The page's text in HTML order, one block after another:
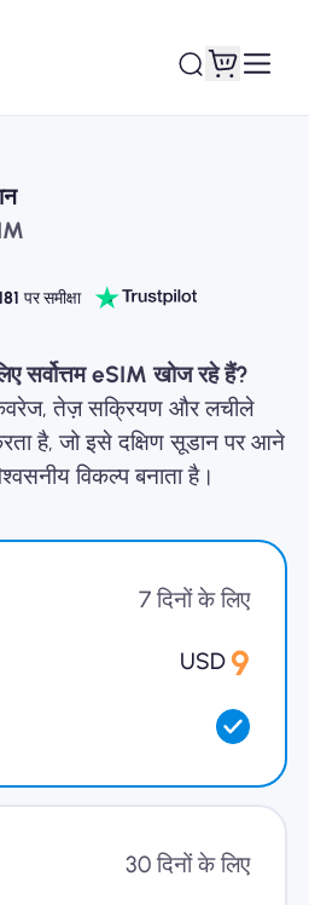
पर समीक्षा
सर्वोत्तम eSIM खोज रहे हैं?
तेज़ सक्रियण और लचीले
है, जो इसे दक्षिण सूडान पर आने
विकल्प बनाता है।
7 दिनों के लिए
USD 9
30 दिनों के लिए